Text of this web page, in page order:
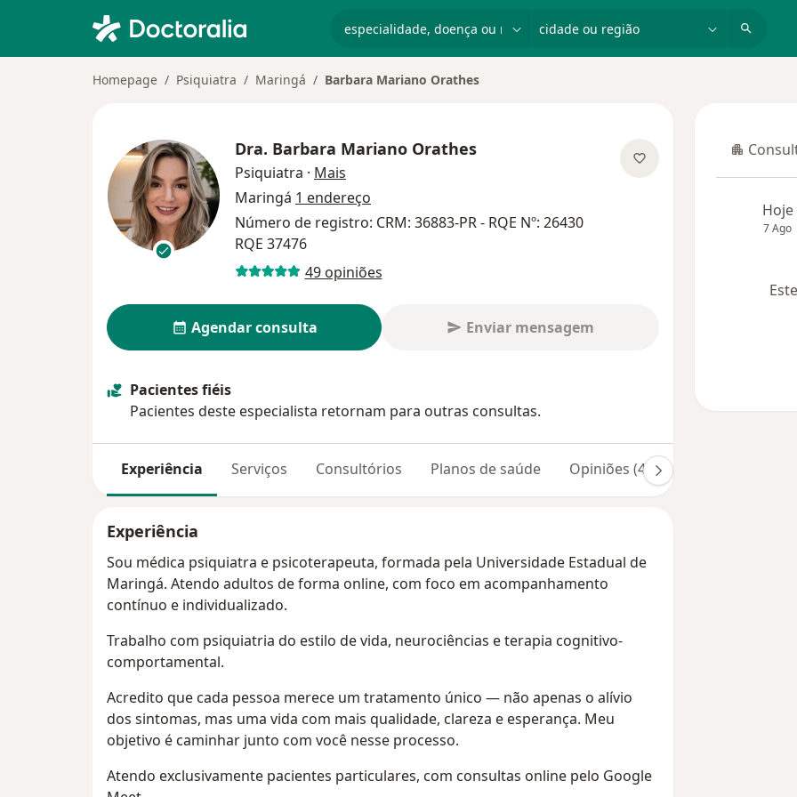
Homepage Psiquiatra Maringá Barbara Mariano Orathes
Dra. Barbara Mariano Orathes
Psiquiatra · Mais
Maringá 1 endereço
Número de registro: CRM: 36883-PR - RQE Nº: 26430
RQE 37476
49 opiniões
Agendar consulta Enviar mensagem
Pacientes fiéis
Pacientes deste especialista retornam para outras consultas.
Experiência Serviços Consultórios Planos de saúde Opiniões (49)
Experiência
Sou médica psiquiatra e psicoterapeuta, formada pela Universidade Estadual de
Maringá. Atendo adultos de forma online, com foco em acompanhamento
contínuo e individualizado.
Trabalho com psiquiatria do estilo de vida, neurociências e terapia cognitivo-
comportamental.
Acredito que cada pessoa merece um tratamento único — não apenas o alívio
dos sintomas, mas uma vida com mais qualidade, clareza e esperança. Meu
objetivo é caminhar junto com você nesse processo.
Atendo exclusivamente pacientes particulares, com consultas online pelo Google
Hoje
7 Ago